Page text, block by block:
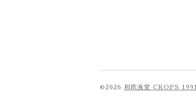
©2026 和欧食堂 CROPS 1991